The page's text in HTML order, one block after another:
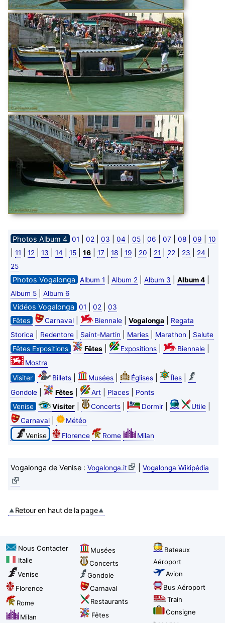
Photos Album 4 01 02 03 04 05| 06 07 08| 09 10
11 12 13 14 15| 16| 17 18| 19 20 21 22 23 24
25
Photos Vogalonga Album 1 Album 2 Album 3 Album 4|
Album 5| Album 6
Vidéos Vogalonga 01 02
03
Fêtes
Carnaval| Biennale| Vogalonga|
Regata
Storica
Redentore| Saint-Martin Maries| Marathon
Salute
Fêtes Expositions
Fêtes| Expositions| Biennale|
Mostra
Visiter
Billets| Musées| Églises| Îles|
Gondole| Fêtes| Art| Places|
Ponts
Venise
Visiter| Concerts| Dormir| Utile|
Carnaval|
Météo
Venise
Florence Rome Milan
Vogalonga de Venise : Vogalonga.it Vogalonga Wikipédia
Retour en haut de la page
Nous Contacter
Italie
Venise
Florence
Rome
Milan
Musées
Concerts
Gondole
Carnaval
Restaurants
Fêtes
Bateaux
Aéroport
Avion
Bus Aéroport
Train
Consigne